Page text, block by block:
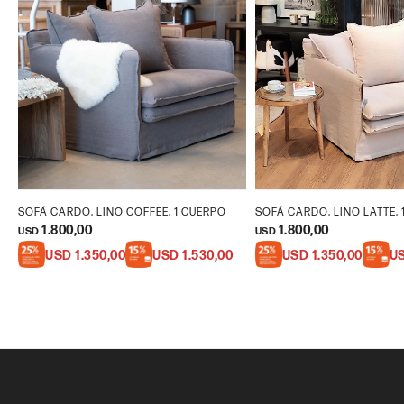
SOFÁ CARDO, LINO COFFEE, 1 CUERPO
USD 1.800,00
USD 1.350,00 USD 1.530,00
SOFÁ CARDO, LINO LATTE,
USD 1.800,00
USD 1.350,00